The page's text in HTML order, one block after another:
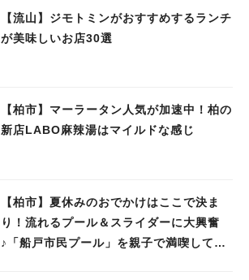
【流山】ジモトミンがおすすめするランチ
が美味しいお店30選
【柏市】マーラータン人気が加速中！柏の
新店LABO麻辣湯はマイルドな感じ
【柏市】夏休みのおでかけはここで決ま
り！流れるプール＆スライダーに大興奮
♪「船戸市民プール」を親子で満喫してき